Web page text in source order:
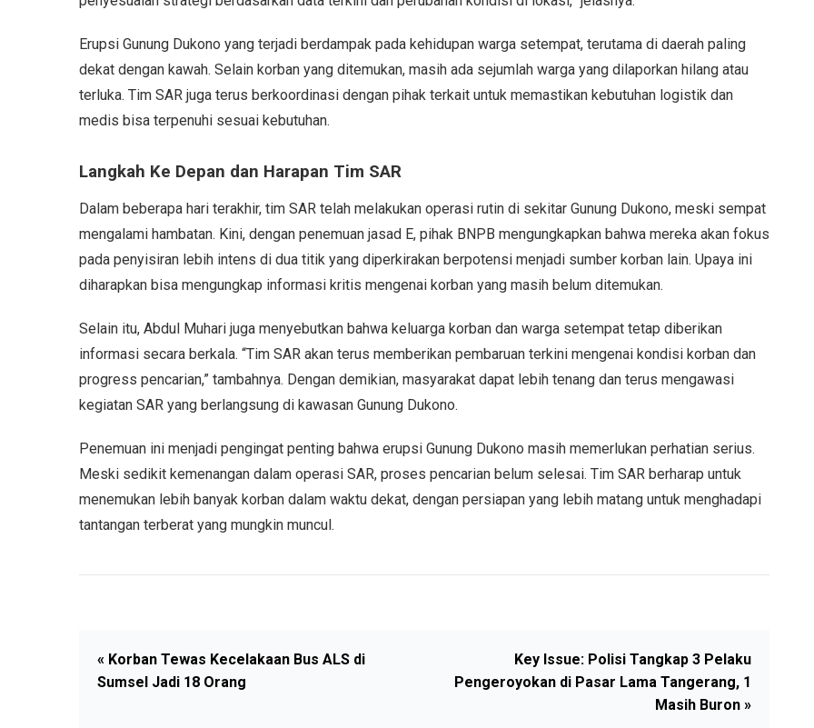
Erupsi Gunung Dukono yang terjadi berdampak pada kehidupan warga setempat, terutama di daerah paling
dekat dengan kawah. Selain korban yang ditemukan, masih ada sejumlah warga yang dilaporkan hilang atau
terluka. Tim SAR juga terus berkoordinasi dengan pihak terkait untuk memastikan kebutuhan logistik dan
medis bisa terpenuhi sesuai kebutuhan.
Langkah Ke Depan dan Harapan Tim SAR
Dalam beberapa hari terakhir, tim SAR telah melakukan operasi rutin di sekitar Gunung Dukono, meski sempat
mengalami hambatan. Kini, dengan penemuan jasad E, pihak BNPB mengungkapkan bahwa mereka akan fokus
pada penyisiran lebih intens di dua titik yang diperkirakan berpotensi menjadi sumber korban lain. Upaya ini
diharapkan bisa mengungkap informasi kritis mengenai korban yang masih belum ditemukan.
Selain itu, Abdul Muhari juga menyebutkan bahwa keluarga korban dan warga setempat tetap diberikan
informasi secara berkala. “Tim SAR akan terus memberikan pembaruan terkini mengenai kondisi korban dan
progress pencarian,” tambahnya. Dengan demikian, masyarakat dapat lebih tenang dan terus mengawasi
kegiatan SAR yang berlangsung di kawasan Gunung Dukono.
Penemuan ini menjadi pengingat penting bahwa erupsi Gunung Dukono masih memerlukan perhatian serius.
Meski sedikit kemenangan dalam operasi SAR, proses pencarian belum selesai. Tim SAR berharap untuk
menemukan lebih banyak korban dalam waktu dekat, dengan persiapan yang lebih matang untuk menghadapi
tantangan terberat yang mungkin muncul.
« Korban Tewas Kecelakaan Bus ALS di
Sumsel Jadi 18 Orang
Key Issue: Polisi Tangkap 3 Pelaku
Pengeroyokan di Pasar Lama Tangerang, 1
Masih Buron »